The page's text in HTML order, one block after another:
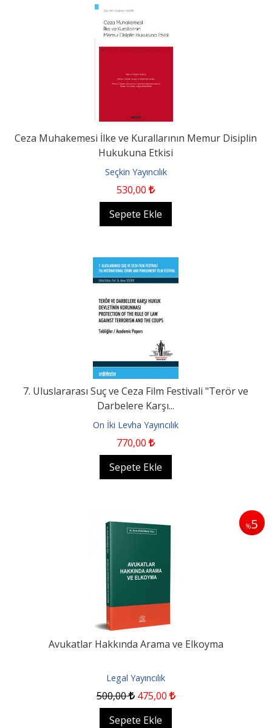
Ceza Muhakemesi İlke ve Kurallarının Memur Disiplin
Hukukuna Etkisi
Seçkin Yayıncılık
530,00
Sepete Ekle
7. Uluslararası Suç ve Ceza Film Festivali "Terör ve
Darbelere Karşı...
On İki Levha Yayıncılık
770,00
Sepete Ekle
%5
Avukatlar Hakkında Arama ve Elkoyma
Legal Yayıncılık
500,00 475,00
Sepete Ekle